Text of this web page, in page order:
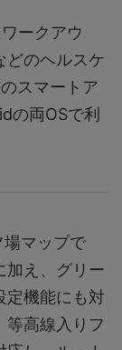
ークアウ
どのヘルスケ
スマートア
の両OSで利
マップで
加え、グリー
定機能にも対
等高線入りフ